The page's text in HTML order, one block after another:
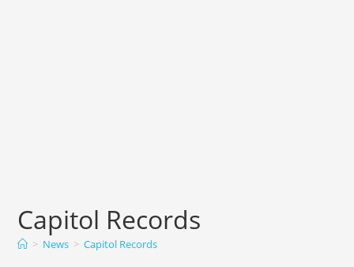
Capitol Records
> News > Capitol Records